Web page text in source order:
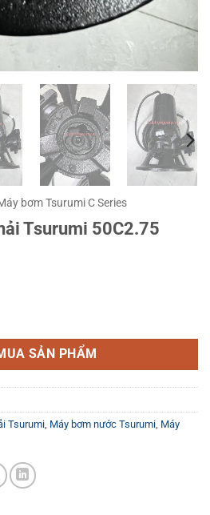
bơm Tsurumi C Series
Tsurumi 50C2.75
50C2.75 số lượng
SẢN PHẨM
Tsurumi Máy bơm nước Tsurumi Máy